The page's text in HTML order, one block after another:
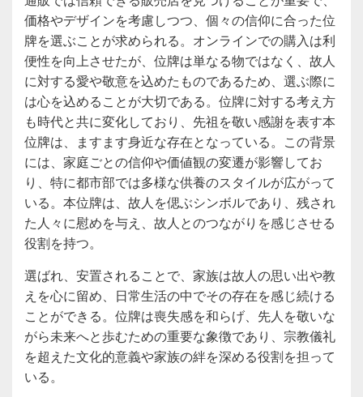
価格やデザインを考慮しつつ、個々の信仰に合った位
牌を選ぶことが求められる。オンラインでの購入は利
便性を向上させたが、位牌は単なる物ではなく、故人
に対する愛や敬意を込めたものであるため、選ぶ際に
は心を込めることが大切である。位牌に対する考え方
も時代と共に変化しており、先祖を敬い感謝を表す本
位牌は、ますます身近な存在となっている。この背景
には、家庭ごとの信仰や価値観の変遷が影響してお
り、特に都市部では多様な供養のスタイルが広がって
いる。本位牌は、故人を偲ぶシンボルであり、残され
た人々に慰めを与え、故人とのつながりを感じさせる
役割を持つ。
選ばれ、安置されることで、家族は故人の思い出や教
えを心に留め、日常生活の中でその存在を感じ続ける
ことができる。位牌は喪失感を和らげ、先人を敬いな
がら未来へと歩むための重要な象徴であり、宗教儀礼
を超えた文化的意義や家族の絆を深める役割を担って
いる。